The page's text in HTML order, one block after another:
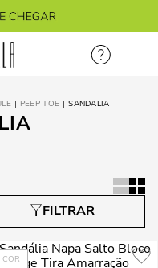
PEEP TOE SANDALIA
COR